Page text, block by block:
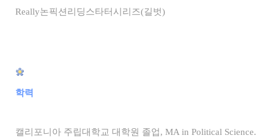
Really논픽션리딩스타터시리즈(길벗)
학력
캘리포니아 주립대학교 대학원 졸업, MA in Political Science.